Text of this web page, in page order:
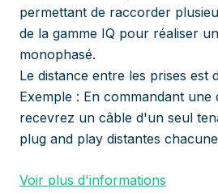
permettant de raccorder
de la gamme IQ pour réaliser
monophasé.
Le distance entre les prises est
Exemple : En commandant une
recevrez un câble d'un seul
plug and play distantes
Voir plus d'informations